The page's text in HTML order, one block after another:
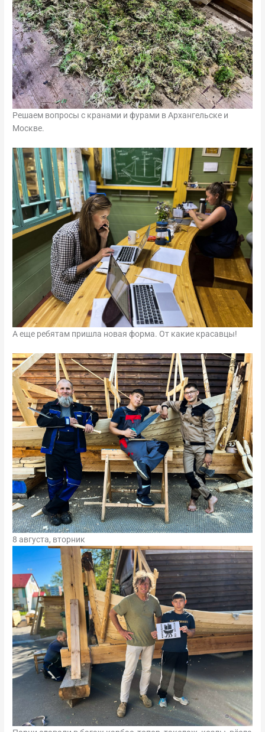
Решаем вопросы с кранами и фурами в Архангельске и
Москве.
А еще ребятам пришла новая форма. От какие красавцы!
8 августа, вторник